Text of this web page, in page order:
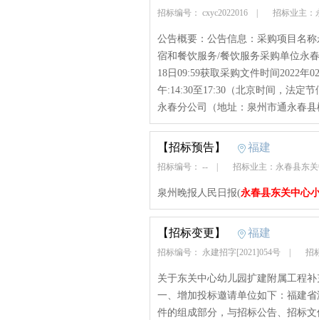
招标编号： cxyc2022016 招标业主：
公告概要：公告信息：采购项目名
宿和餐饮服务/餐饮服务采购单位永
18日09:59获取采购文件时间2022年
午:14:30至17:30（北京时间，法定
永春分公司（地址：泉州市通永春
【招标预告】 福建
招标编号： -- 招标业主：永春县东
泉州晚报人民日报(永春县东关中心
【招标变更】 福建
招标编号： 永建招字[2021]054号 招
关于东关中心幼儿园扩建附属工程
一、增加投标邀请单位如下：福建
件的组成部分，与招标公告、招标